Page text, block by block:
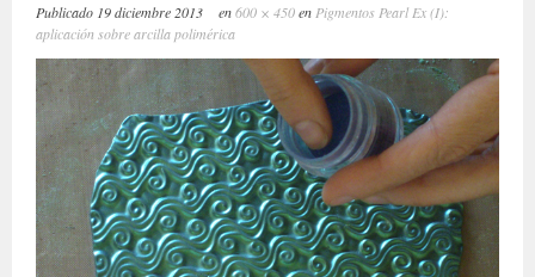
Publicado 19 diciembre 2013 en600 × 450en Pigmentos Pearl Ex (I):
aplicación sobre arcilla polimérica